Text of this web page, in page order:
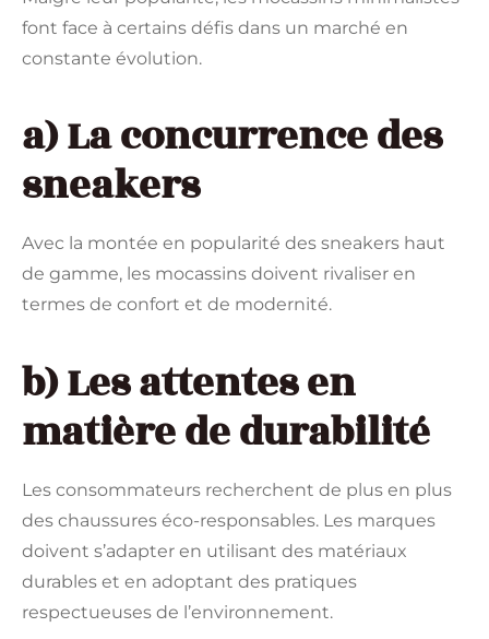
font face à certains défis dans un marché en
constante évolution.
a) La concurrence des
sneakers
Avec la montée en popularité des sneakers haut
de gamme, les mocassins doivent rivaliser en
termes de confort et de modernité.
b) Les attentes en
matière de durabilité
Les consommateurs recherchent de plus en plus
des chaussures éco-responsables. Les marques
doivent s’adapter en utilisant des matériaux
durables et en adoptant des pratiques
respectueuses de l’environnement.